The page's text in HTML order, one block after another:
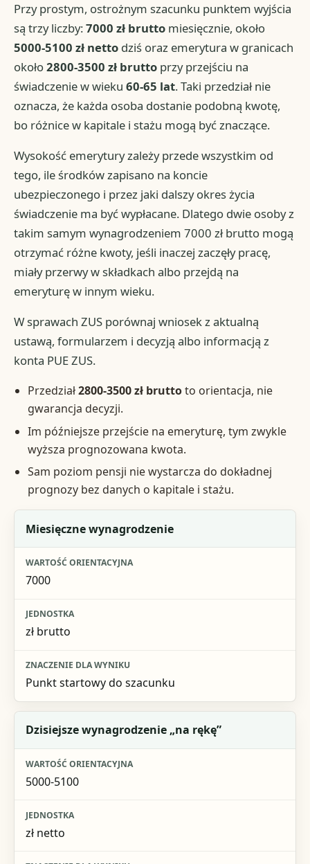
Przy prostym, ostrożnym szacunku punktem wyjścia
są trzy liczby:7000 zł brutto miesięcznie, około
5000-5100 zł netto dziś oraz emerytura w granicach
około2800-3500 zł brutto przy przejściu na
świadczenie w wieku60-65 lat. Taki przedział nie
oznacza, że każda osoba dostanie podobną kwotę,
bo różnice w kapitale i stażu mogą być znaczące.
Wysokość emerytury zależy przede wszystkim od
tego, ile środków zapisano na koncie
ubezpieczonego i przez jaki dalszy okres życia
świadczenie ma być wypłacane. Dlatego dwie osoby z
takim samym wynagrodzeniem 7000 zł brutto mogą
otrzymać różne kwoty, jeśli inaczej zaczęły pracę,
miały przerwy w składkach albo przejdą na
emeryturę w innym wieku.
W sprawach ZUS porównaj wniosek z aktualną
ustawą, formularzem i decyzją albo informacją z
konta PUE ZUS.
Przedział2800-3500 zł bruttoto orientacja, nie
gwarancja decyzji.
Im późniejsze przejście na emeryturę, tym zwykle
wyższa prognozowana kwota.
Sam poziom pensji nie wystarcza do dokładnej
prognozy bez danych o kapitale i stażu.
Element
Wartość orientacyjna
Miesięczne wynagrodzenie
7000
zł brutto
Punkt startowy do szacunku
Dzisiejsze wynagrodzenie „na rękę”
5000-5100
zł netto